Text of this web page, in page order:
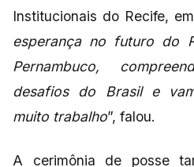
Institucionais do Recife,
esperança no futuro do
Pernambuco,
desafios do Brasil e
muito trabalho”, falou.
A cerimônia de posse